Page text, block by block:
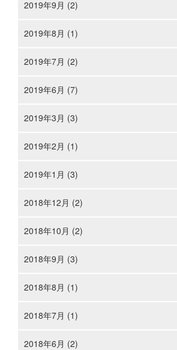
2019年9月 (2)
2019年8月 (1)
2019年7月 (2)
2019年6月 (7)
2019年3月 (3)
2019年2月 (1)
2019年1月 (3)
2018年12月 (2)
2018年10月 (2)
2018年9月 (3)
2018年8月 (1)
2018年7月 (1)
2018年6月 (2)